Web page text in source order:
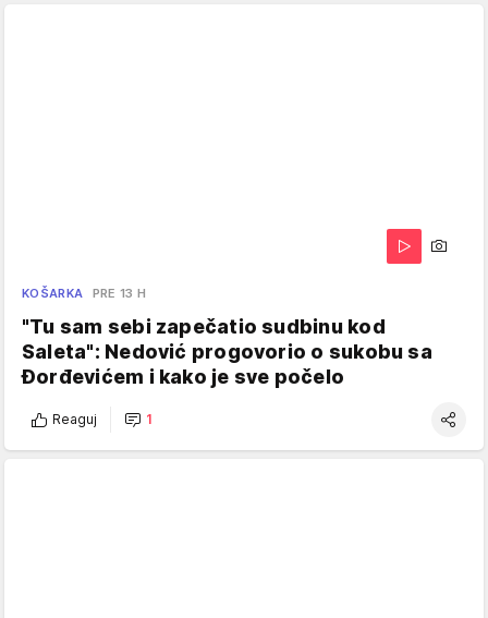
KOŠARKA PRE 13 H
"Tu sam sebi zapečatio sudbinu kod
Saleta": Nedović progovorio o sukobu sa
Đorđevićem i kako je sve počelo
Reaguj 1